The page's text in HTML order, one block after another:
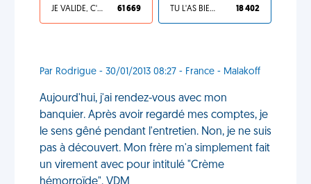
JE VALIDE, C'EST UNE VDM 61 669 TU L'AS BIEN MÉRITÉ 18 402
Par Rodrigue - 30/01/2013 08:27 - France - Malakoff
Aujourd'hui, j'ai rendez-vous avec mon
banquier. Après avoir regardé mes comptes, je
le sens gêné pendant l'entretien. Non, je ne suis
pas à découvert. Mon frère m'a simplement fait
un virement avec pour intitulé "Crème